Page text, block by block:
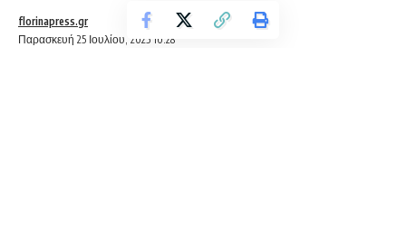
Παρασκευή 25 Ιουλίου, 2025 10:28
florinapress.gr